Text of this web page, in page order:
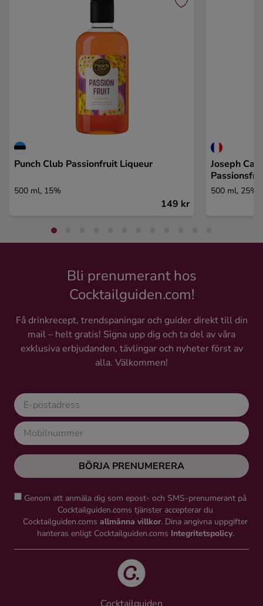
Punch Club Passionfruit Liqueur
500 ml, 15%
149 kr
Joseph
500 ml, 25%
Bli prenumerant hos
Cocktailguiden.com!
Få drinkrecept, trendspaningar och guider direkt till din
mail – helt gratis! Signa upp dig och ta del av våra
exklusiva erbjudanden, tävlingar och nyheter först av
alla. Välkommen!
BÖRJA PRENUMERERA
Genom att anmäla dig som epost- och SMS-prenumerant på
Cocktailguiden.coms tjänster accepterar du
Cocktailguiden.coms allmänna villkor. Dina angivna uppgifter
hanteras enligt Cocktailguiden.coms Integritetspolicy.